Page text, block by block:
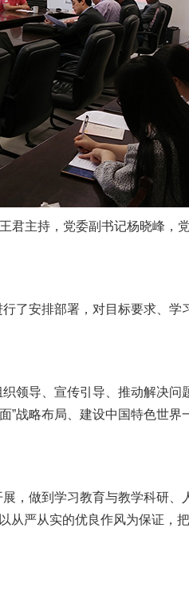
主持，党委副书记杨晓峰，
了安排部署，对目标要求、
领导、宣传引导、推动解决
战略布局、建设中国特色世
，做到学习教育与教学科研
从严从实的优良作风为保证，